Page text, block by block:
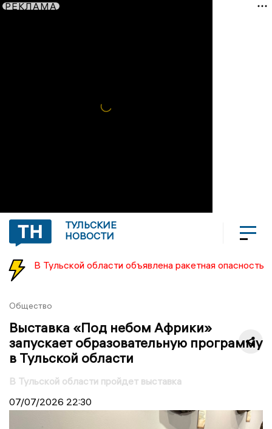
РЕКЛАМА
ТУЛЬСКИЕ
НОВОСТИ
В Тульской области объявлена ракетная опасность
Общество
Выставка «Под небом Африки»
запускает образовательную программу
в Тульской области
В Тульской области пройдет выставка
07/07/2026 22:30